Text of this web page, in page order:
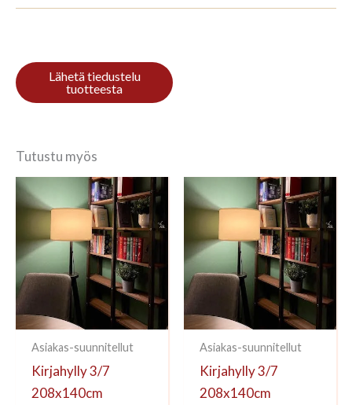
Kirjoita ensimmäinen arvio
Sinun on
kirjoittaa arvioinnin.
Tutustu myös
Asiakas-suunnitellut
Kirjahylly 3/7
208x140cm
Asiakas-suunnitellut
Kirjahylly 3/7
208x140cm